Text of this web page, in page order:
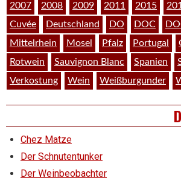
2007 2008 2009 2011 2015
Cuvée
Deutschland DO DOC
Mittelrhein
Mosel Pfalz Portugal
Rotwein
Sauvignon Blanc Spanien
Verkostung
Wein Weißburgunder
Chez Matze
Der Schnutentunker
Der Weinbeobachter